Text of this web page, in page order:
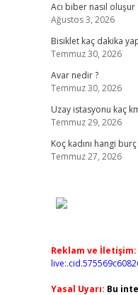
Acı biber nasıl oluşur
Ağustos 3, 2026
Bisiklet kaç dakika
Temmuz 30, 2026
Avar nedir ?
Temmuz 30, 2026
Uzay istasyonu kaç
Temmuz 29, 2026
Koç kadını hangi
Temmuz 27, 2026
Reklam ve İletişim:
Yasal Uyarı: Bu